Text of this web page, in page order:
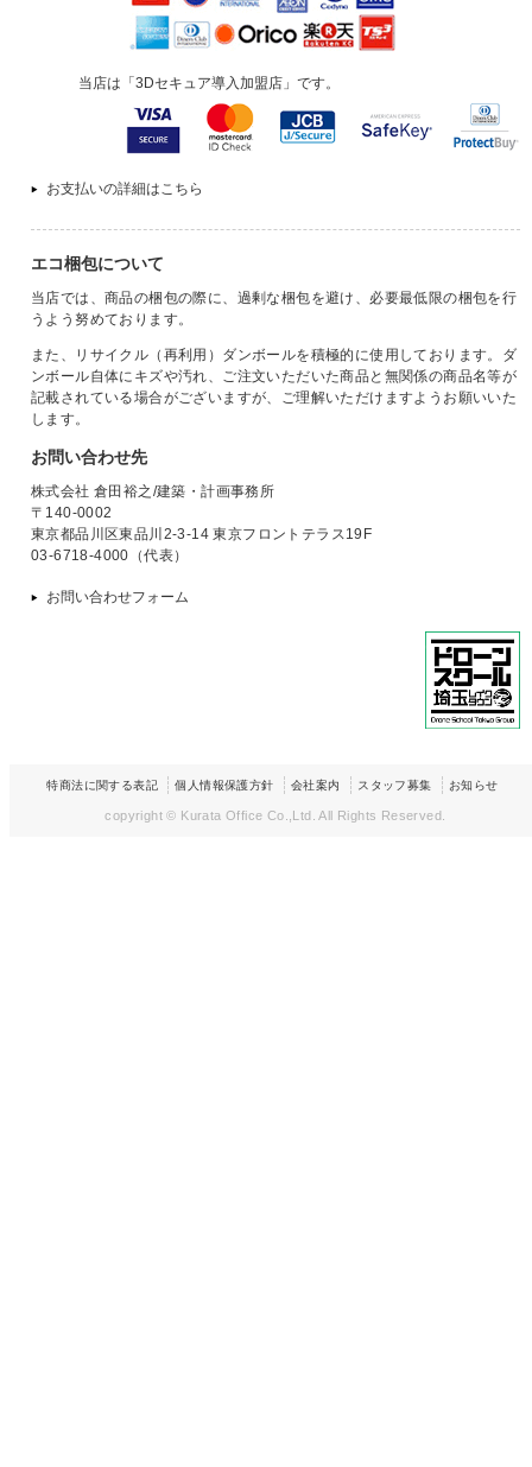
当店は「3Dセキュア導入加盟店」です。
お支払いの詳細はこちら
エコ梱包について
当店では、商品の梱包の際に、過剰な梱包を避け、必要最低限の梱包を行
うよう努めております。
また、リサイクル（再利用）ダンボールを積極的に使用しております。ダ
ンボール自体にキズや汚れ、ご注文いただいた商品と無関係の商品名等が
記載されている場合がございますが、ご理解いただけますようお願いいた
します。
お問い合わせ先
株式会社 倉田裕之/建築・計画事務所
〒140-0002
東京都品川区東品川2-3-14 東京フロントテラス19F
03-6718-4000（代表）
お問い合わせフォーム
特商法に関する表記 個人情報保護方針 会社案内 スタッフ募集 お知らせ
copyright © Kurata Office Co.,Ltd. All Rights Reserved.